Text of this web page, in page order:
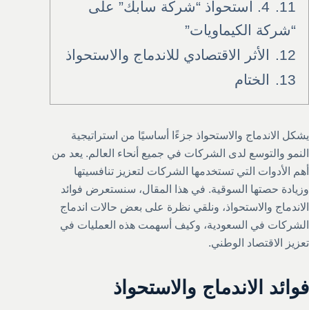
11.
4. استحواذ “شركة سابك” على
“شركة الكيماويات”
12.
الأثر الاقتصادي للاندماج والاستحواذ
13.
الختام
يشكل الاندماج والاستحواذ جزءًا أساسيًا من استراتيجية
النمو والتوسع لدى الشركات في جميع أنحاء العالم. يعد من
أهم الأدوات التي تستخدمها الشركات لتعزيز تنافسيتها
وزيادة حصتها السوقية. في هذا المقال، سنستعرض فوائد
الاندماج والاستحواذ، ونلقي نظرة على بعض حالات اندماج
الشركات في السعودية، وكيف أسهمت هذه العمليات في
تعزيز الاقتصاد الوطني.
فوائد الاندماج والاستحواذ